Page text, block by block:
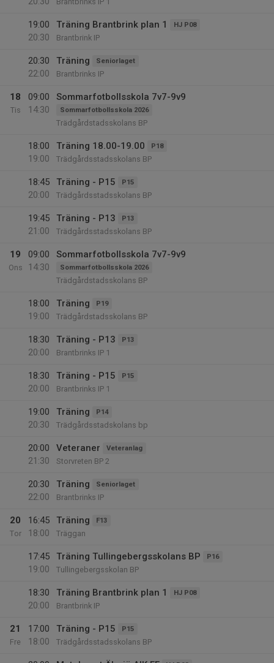
19:00
20:30
Träning Brantbrink plan 1 HJ P08
Brantbrink IP
20:30
22:00
Träning Seniorlaget
Brantbrinks IP
18
Tis
09:00
14:30
Sommarfotbollsskola 7v7-9v9
Sommarfotbollsskola 2026
Trädgårdstadsskolans BP
18:00
19:00
Träning 18.00-19.00 P18
Trädgårdsstadsskolans BP
18:45
20:00
Träning - P15 P15
Trädgårdsstadsskolans BP
19:45
21:00
Träning - P13 P13
Trädgårdsstadsskolans BP
19
Ons
09:00
14:30
Sommarfotbollsskola 7v7-9v9
Sommarfotbollsskola 2026
Trädgårdstadsskolans BP
18:00
19:00
Träning P19
Trädgårdstadsskolans BP
18:30
20:00
Träning - P13 P13
Brantbrinks IP 1
18:30
20:00
Träning - P15 P15
Brantbrinks IP 1
19:00
20:30
Träning P14
Trädgårdsstadskolans bp
20:00
21:30
Veteraner Veteranlag
Storvreten BP 2
20:30
22:00
Träning Seniorlaget
Brantbrinks IP
20
Tor
16:45
18:00
Träning F13
Träggan
17:45
19:00
Träning Tullingebergsskolans BP P16
Tullingebergsskolan BP
18:30
20:00
Träning Brantbrink plan 1 HJ P08
Brantbrink IP
21
Fre
17:00
18:00
Träning - P15 P15
Trädgårdsstadsskolans BP